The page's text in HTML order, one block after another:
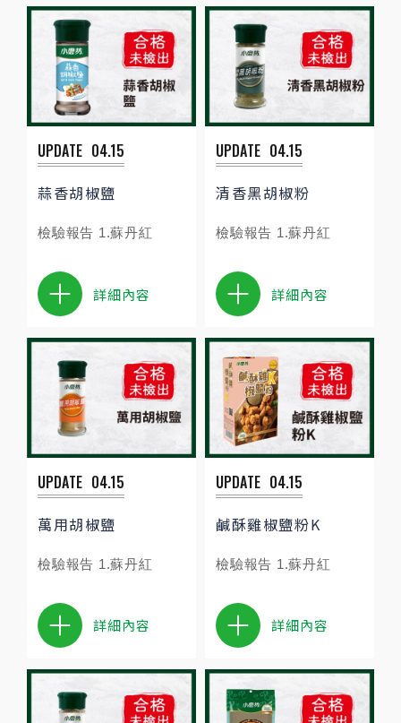
UPDATE 04.15
蒜香胡椒鹽
檢驗報告 1.蘇丹紅
詳細內容
UPDATE 04.15
清香黑胡椒粉
檢驗報告 1.蘇丹紅
詳細內容
UPDATE 04.15
萬用胡椒鹽
檢驗報告 1.蘇丹紅
詳細內容
UPDATE 04.15
鹹酥雞椒鹽粉K
檢驗報告 1.蘇丹紅
詳細內容